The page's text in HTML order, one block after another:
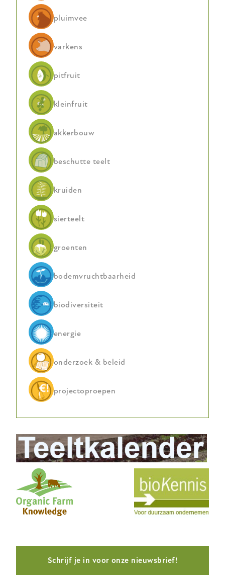
Dewaele
pluimvee
varkens
pitfruit
kleinfruit
akkerbouw
beschutte teelt
kruiden
sierteelt
groenten
bodemvruchtbaarheid
biodiversiteit
energie
onderzoek & beleid
projectoproepen
Schrijf je in voor onze nieuwsbrief!